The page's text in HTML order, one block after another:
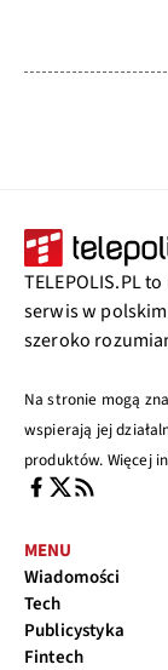
TELEPOLIS.PL
serwis w
szeroko
Na stronie mogą
wspierają jej
produktów. Więcej
MENU
Wiadomości
Tech
Publicystyka
Fintech